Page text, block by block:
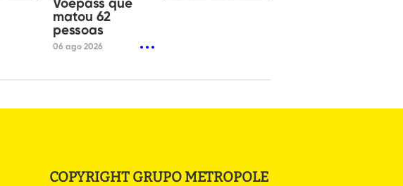
Voepass que
matou 62
pessoas
06 ago 2026
COPYRIGHT GRUPO METROPOLE